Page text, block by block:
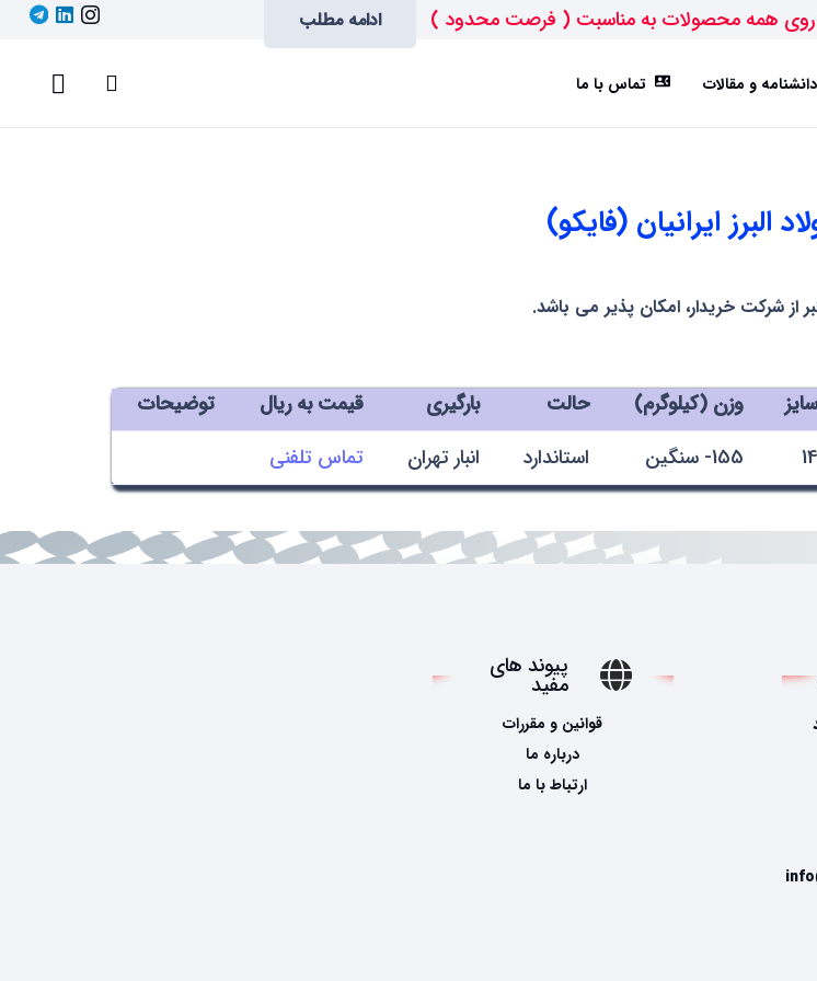
همه محصولات به مناسبت ( فرصت محدود ) ادامه مطلب
دانشنامه و مقالات contact_phone تماس با ما
البرز ایرانیان (فایکو)
از شرکت خریدار، امکان پذیر می باشد.
سایز وزن (کیلوگرم) حالت بارگیری قیمت به ریال
توضیحات
14 155- سنگین استاندارد انبار تهران تماس تلفنی
پیوند های
مفید
قوانین و مقررات
درباره ما
ارتباط با ما